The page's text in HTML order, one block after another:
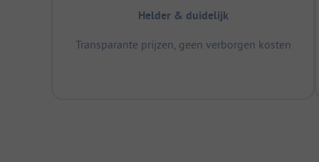
Helder & duidelijk
Transparante prijzen, geen verborgen kosten